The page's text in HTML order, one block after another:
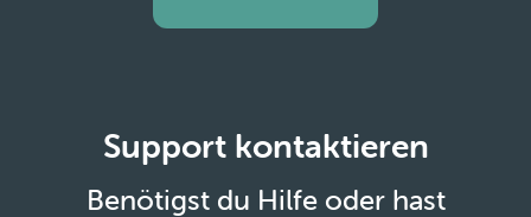
Support kontaktieren
Benötigst du Hilfe oder hast